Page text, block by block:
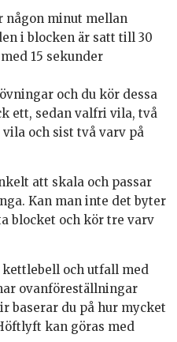
någon minut mellan
i blocken är satt till 30
15 sekunder
och du kör dessa
ett, sedan valfri vila, två
och sist två varv på
att skala och passar
Kan man inte det byter
blocket och kör tre varv
kettlebell och utfall med
ovanföreställningar
baserar du på hur mycket
kan göras med